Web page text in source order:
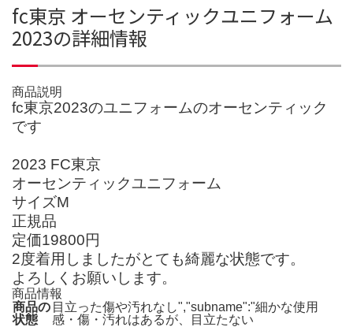
fc東京 オーセンティックユニフォーム
2023の詳細情報
商品説明
fc東京2023のユニフォームのオーセンティック
です
2023 FC東京
オーセンティックユニフォーム
サイズM
正規品
定価19800円
2度着用しましたがとても綺麗な状態です。
よろしくお願いします。
商品情報
商品の
状態
目立った傷や汚れなし","subname":"細かな使用
感・傷・汚れはあるが、目立たない